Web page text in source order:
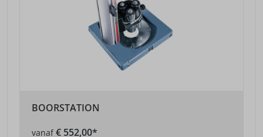
BOORSTATION
vanaf€ 552,00*